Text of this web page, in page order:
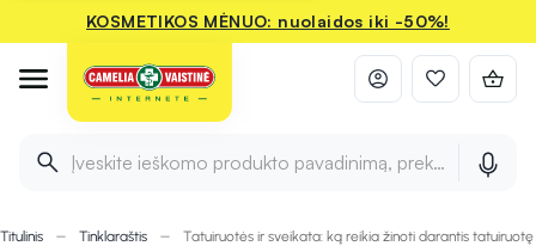
KOSMETIKOS MĖNUO: nuolaidos iki -50%!
Įveskite ieškomo produkto pavadinimą, prekės ženklą ir
Titulinis Tinklaraštis Tatuiruotės ir sveikata: ką reikia žinoti darantis